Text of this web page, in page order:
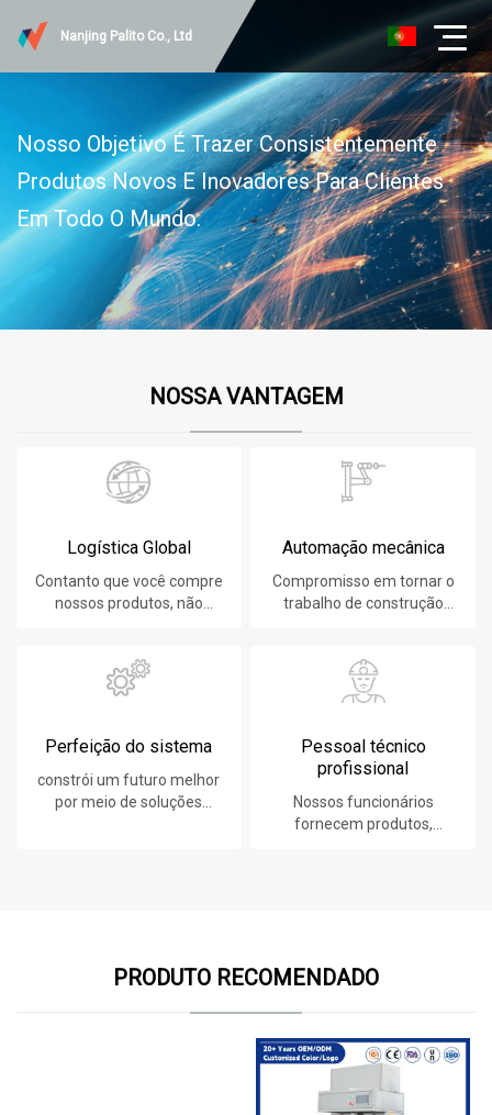
Nanjing Palito Co., Ltd
Nosso Objetivo É Trazer Consistentemente
Produtos Novos E Inovadores Para Clientes
Em Todo O Mundo.
NOSSA VANTAGEM
Logística Global
Contanto que você compre
nossos produtos, não
serviço de logística.
Automação mecânica
Compromisso em tornar o
trabalho de construção
Perfeição do sistema
constrói um futuro melhor
por meio de soluções
Pessoal técnico
profissional
Nossos funcionários
fornecem produtos,
PRODUTO RECOMENDADO